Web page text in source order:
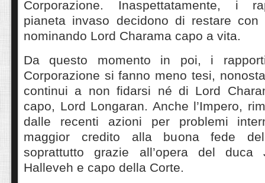
Corporazione. Inaspettatamente, i
pianeta invaso decidono di restare
nominando Lord Charama capo a vita.
Da questo momento in poi, i
Corporazione si fanno meno tesi,
continui a non fidarsi né di Lord
capo, Lord Longaran. Anche l’Impero,
dalle recenti azioni per problemi
maggior credito alla buona fede
soprattutto grazie all’opera del
Halleveh e capo della Corte.